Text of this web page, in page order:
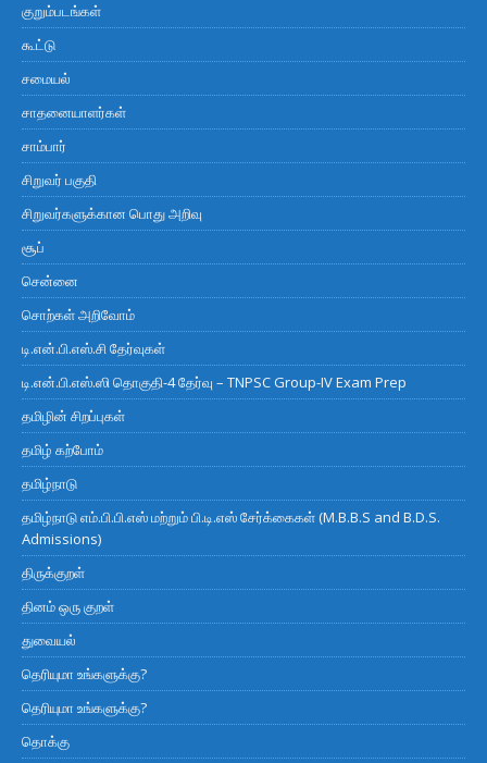
குறும்படங்கள்
கூட்டு
சமையல்
சாதனையாளர்கள்
சாம்பார்
சிறுவர் பகுதி
சிறுவர்களுக்கான பொது அறிவு
சூப்
சென்னை
சொற்கள் அறிவோம்
டி.என்.பி.எஸ்.சி தேர்வுகள்
டி.என்.பி.எஸ்.ஸி தொகுதி-4 தேர்வு – TNPSC Group-IV Exam Prep
தமிழின் சிறப்புகள்
தமிழ் கற்போம்
தமிழ்நாடு
தமிழ்நாடு எம்.பி.பி.எஸ் மற்றும் பி.டி.எஸ் சேர்க்கைகள் (M.B.B.S and B.D.S.
Admissions)
திருக்குறள்
தினம் ஒரு குறள்
துவையல்
தெரியுமா உங்களுக்கு?
தெரியுமா உங்களுக்கு?
தொக்கு